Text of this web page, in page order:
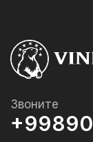
Звоните